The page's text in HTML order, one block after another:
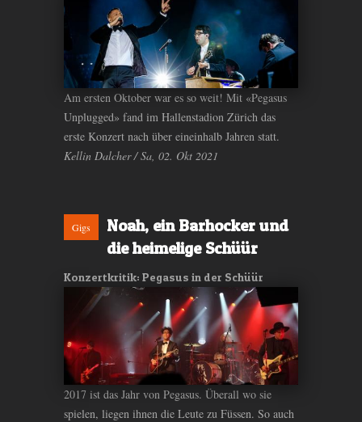
Am ersten Oktober war es so weit! Mit «Pegasus
Unplugged» fand im Hallenstadion Zürich das
erste Konzert nach über eineinhalb Jahren statt.
Kellin Dalcher / Sa, 02. Okt 2021
Gigs
Noah, ein Barhocker und
die heimelige Schüür
Konzertkritik: Pegasus in der Schüür
2017 ist das Jahr von Pegasus. Überall wo sie
spielen, liegen ihnen die Leute zu Füssen. So auch